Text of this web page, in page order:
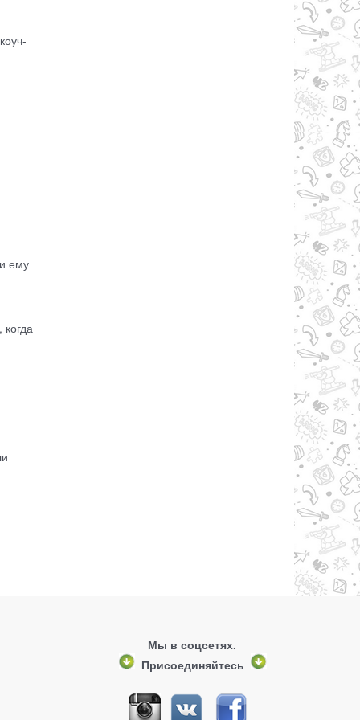
ему
Мы в соцсетях.
Присоединяйтесь